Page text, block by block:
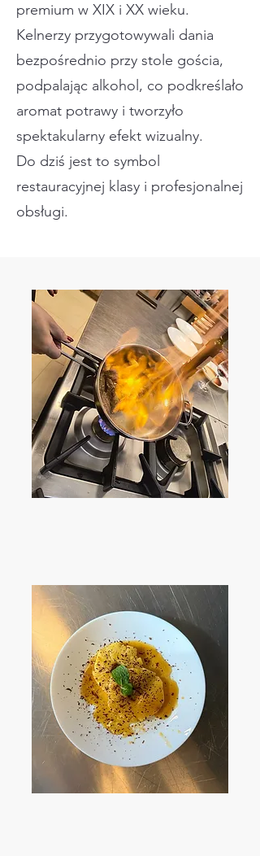
premium w XIX i XX wieku.
Kelnerzy przygotowywali dania
bezpośrednio przy stole gościa,
podpalając alkohol, co podkreślało
aromat potrawy i tworzyło
spektakularny efekt wizualny.
Do dziś jest to symbol
restauracyjnej klasy i profesjonalnej
obsługi.